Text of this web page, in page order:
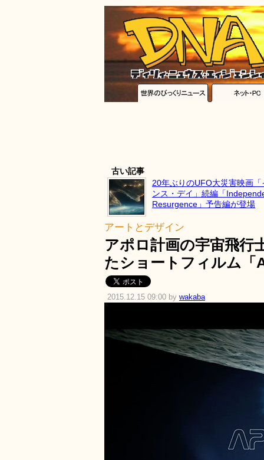
古い記事
20年ぶりのUFO大災害映画
ンス・デイ」続編「
Resurgence」予告編が登場
アートとデザイン
アポロ計画の宇宙飛行
たショートフィルム「
2015.12.15 09:00 by wakaba